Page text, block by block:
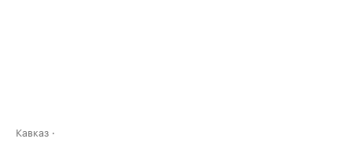
Кавказ